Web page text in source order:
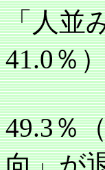
「人並
41.0％
49.3％